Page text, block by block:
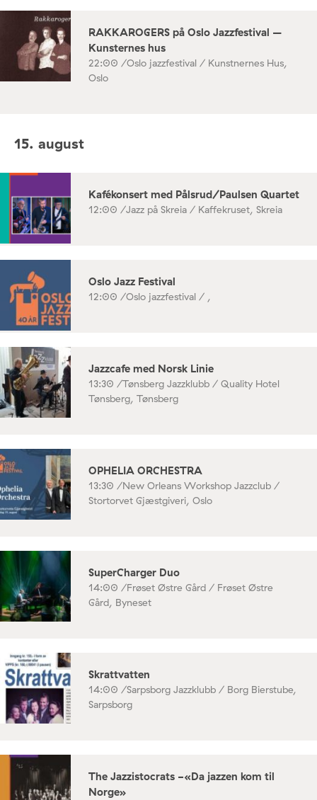
RAKKAROGERS på Oslo Jazzfestival –
Kunsternes hus
22:00 /Oslo jazzfestival / Kunstnernes Hus,
Oslo
15. august
Kafékonsert med Pålsrud/Paulsen Quartet
12:00 /Jazz på Skreia / Kaffekruset, Skreia
Oslo Jazz Festival
12:00 /Oslo jazzfestival / ,
Jazzcafe med Norsk Linie
13:30 /Tønsberg Jazzklubb / Quality Hotel
Tønsberg, Tønsberg
OPHELIA ORCHESTRA
13:30 /New Orleans Workshop Jazzclub /
Stortorvet Gjæstgiveri, Oslo
SuperCharger Duo
14:00 /Frøset Østre Gård / Frøset Østre
Gård, Byneset
Skrattvatten
14:00 /Sarpsborg Jazzklubb / Borg Bierstube,
Sarpsborg
The Jazzistocrats -«Da jazzen kom til
Norge»